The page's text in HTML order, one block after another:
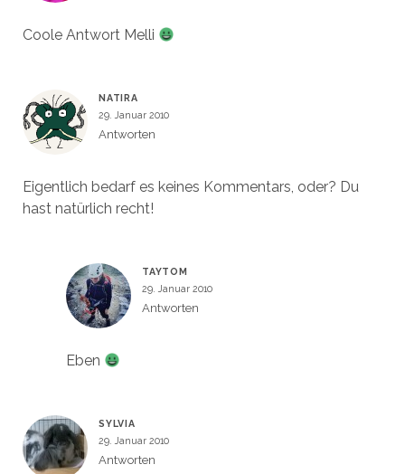
Coole Antwort Melli
NATIRA
29. Januar 2010
Antworten
Eigentlich bedarf es keines Kommentars, oder? Du
hast natürlich recht!
TAYTOM
29. Januar 2010
Antworten
Eben
SYLVIA
29. Januar 2010
Antworten